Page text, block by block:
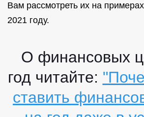
Вам рассмотреть их на
2021 году.
О финансовых
год читайте:
ставить